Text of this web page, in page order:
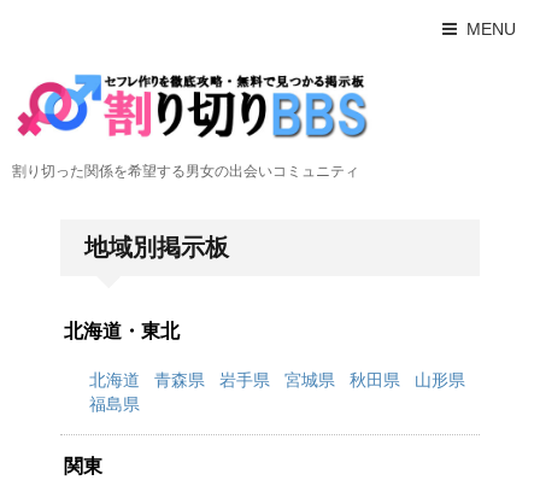
MENU
割り切った関係を希望する男女の出会いコミュニティ
地域別掲示板
北海道・東北
北海道 青森県 岩手県 宮城県 秋田県
山形県
福島県
関東